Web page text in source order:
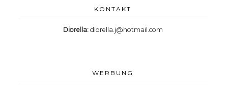
KONTAKT
Diorella: diorella.j@hotmail.com
WERBUNG